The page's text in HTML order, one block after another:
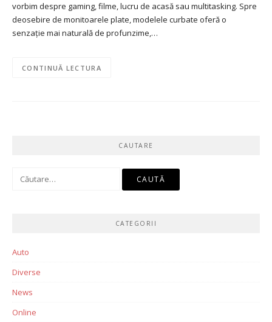
vorbim despre gaming, filme, lucru de acasă sau multitasking. Spre
deosebire de monitoarele plate, modelele curbate oferă o
senzație mai naturală de profunzime,…
CONTINUĂ LECTURA
CAUTARE
Caută
CATEGORII
Auto
Diverse
News
Online